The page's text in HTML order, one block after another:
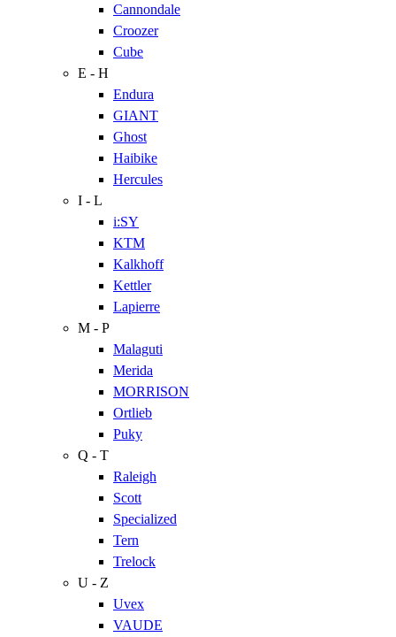
Cannondale
Croozer
Cube
E - H
Endura
GIANT
Ghost
Haibike
Hercules
I - L
i:SY
KTM
Kalkhoff
Kettler
Lapierre
M - P
Malaguti
Merida
MORRISON
Ortlieb
Puky
Q - T
Raleigh
Scott
Specialized
Tern
Trelock
U - Z
Uvex
VAUDE